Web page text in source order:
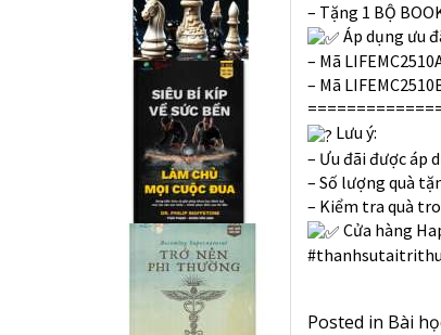
– Tặng 1 BỘ
Áp dụng ưu
– Mã
– Mã
Lưu ý:
– Ưu đãi được áp
– Số lượng quà
– Kiểm tra quà
Cửa hàng
Posted in Bài